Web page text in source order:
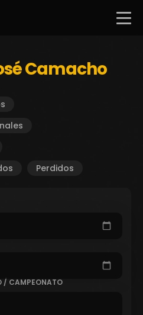
Camacho
Perdidos
/ CAMPEONATO